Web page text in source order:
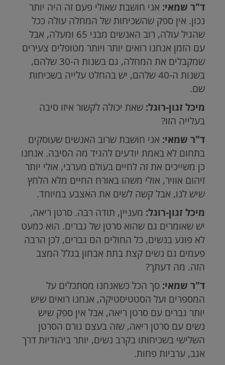
ד"ר שמאי: אני חושבת שאולי פעם זה היה יותר
נכון. אין ספק שהשכיחות של המחלה עולה ככל
שהגיל עולה, רוב האנשים מבני 65 ומעלה, אבל
עם הזמן אנחנו רואים יותר ויותר מטופלים צעירים
שמקבלים את המחלה, גם בשנות ה-30 שלהם,
בשנות ה-40 שלהם, יש בהחלט עלייה בשכיחות
שם.
מיכל זגון-רוגל: שאת יכולה לקשור איזו סיבה
בעלייה הזו?
ד"ר שמאי: אני חושבת שרוב האנשים שעוסקים
בתחום לא באמת יודעים להגיד מה הסיבה. אנחנו
כן משייכים את זה לחיים בעולם מערבי, אולי יותר
זיהום אוויר, אולי משהו באורח החיים מלא הלחץ
שיש לנו, אבל קשה לשים את האצבע במיוחד.
מיכל זגון-רוגל: מעניין, תודה רבה. סרטן ריאה,
יש שאומרים גם שהוא סרטן של גברים. הוא כמעט
לא פוגע בנשים, כל החולים הם גברים, לכן הרבה
פעמים גם נשים קצת בתת אבחון בגלל המצב
הזה. מה דעתך?
ד"ר שמאי: סך הכל כשאנחנו מסתכלים על
המספרים ועל הסטטיסטיקה, אנחנו רואים שיש
יותר גברים עם סרטן ריאה, אבל אין ספק שיש
נשים עם סרטן ריאה, שזה בעצם גורם הסרטן
השלישי בשכיחותו בקרב נשים, יותר ביהודיות דרך
אגב, ערביות פחות.